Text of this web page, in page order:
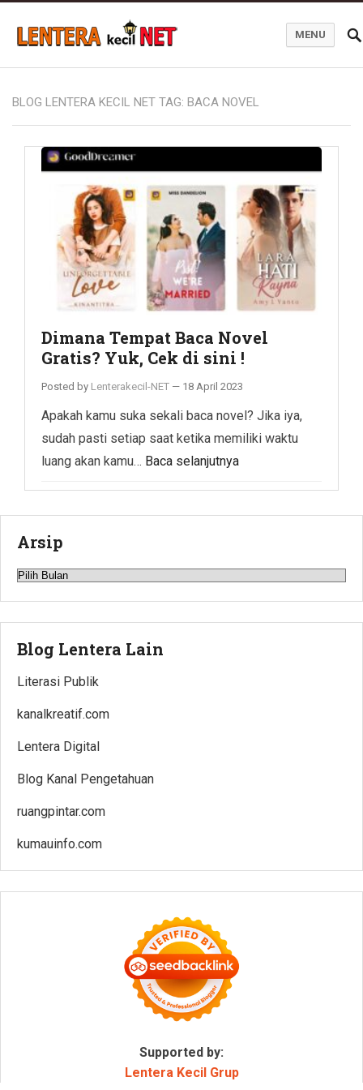
MENU
BLOG LENTERA KECIL NET TAG: BACA NOVEL
Dimana Tempat Baca Novel
Gratis? Yuk, Cek di sini !
Posted by Lenterakecil-NET — 18 April 2023
Apakah kamu suka sekali baca novel? Jika iya,
sudah pasti setiap saat ketika memiliki waktu
luang akan kamu… Baca selanjutnya
Arsip
Arsip
Blog Lentera Lain
Literasi Publik
kanalkreatif.com
Lentera Digital
Blog Kanal Pengetahuan
ruangpintar.com
kumauinfo.com
Supported by:
Lentera Kecil Grup